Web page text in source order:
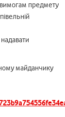
вимогам предмету
майданчику